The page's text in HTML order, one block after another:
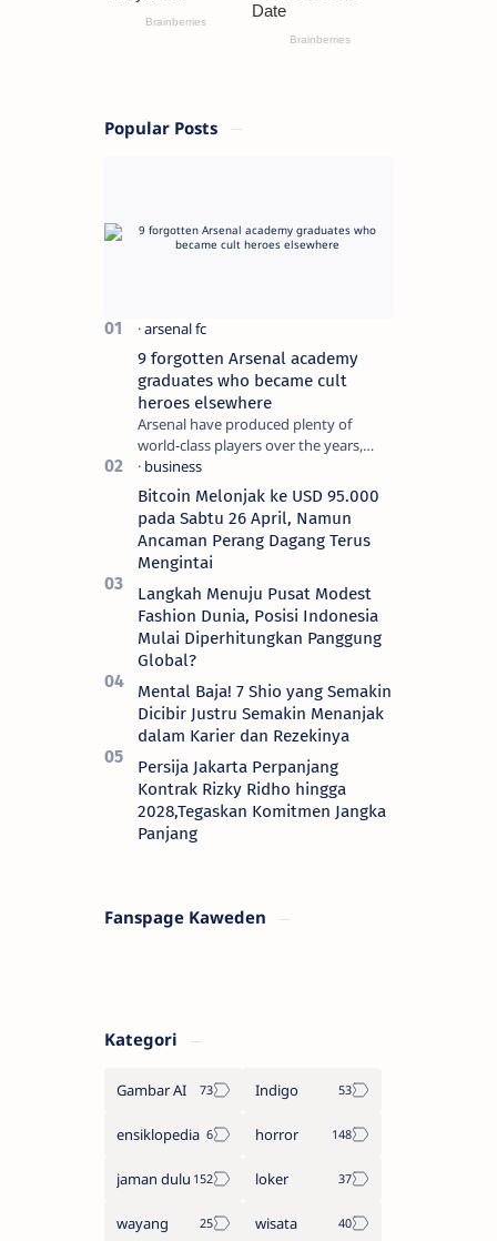
Popular Posts
9 forgotten Arsenal academy
graduates who became cult
heroes elsewhere
Arsenal have produced plenty of
world-class players over the years,
although not all of them make the
grade at the Emirates. For every Tony
Ada…
Bitcoin Melonjak ke USD 95.000
pada Sabtu 26 April, Namun
Ancaman Perang Dagang Terus
Mengintai
Langkah Menuju Pusat Modest
Fashion Dunia, Posisi Indonesia
Mulai Diperhitungkan Panggung
Global?
Mental Baja! 7 Shio yang Semakin
Dicibir Justru Semakin Menanjak
dalam Karier dan Rezekinya
Persija Jakarta Perpanjang
Kontrak Rizky Ridho hingga
2028,Tegaskan Komitmen Jangka
Panjang
Fanspage Kaweden
Kategori
Gambar AI Indigo
ensiklopedia horror
jaman dulu loker
wayang wisata